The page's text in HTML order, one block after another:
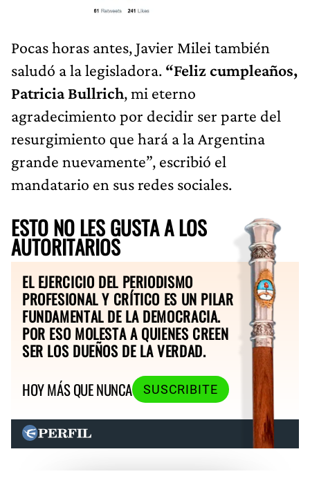
Pocas horas antes, Javier Milei también
saludó a la legisladora. “Feliz cumpleaños,
Patricia Bullrich, mi eterno
agradecimiento por decidir ser parte del
resurgimiento que hará a la Argentina
grande nuevamente”, escribió el
mandatario en sus redes sociales.
ESTO NO LES GUSTA A LOS
AUTORITARIOS
EL EJERCICIO DEL PERIODISMO
PROFESIONAL Y CRÍTICO ES UN PILAR
FUNDAMENTAL DE LA DEMOCRACIA.
POR ESO MOLESTA A QUIENES CREEN
SER LOS DUEÑOS DE LA VERDAD.
HOY MÁS QUE NUNCA
SUSCRIBITE